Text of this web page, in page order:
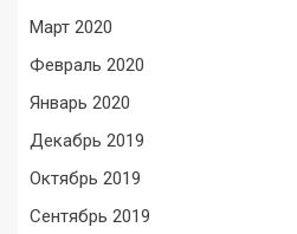
Март 2020
Февраль 2020
Январь 2020
Декабрь 2019
Октябрь 2019
Сентябрь 2019